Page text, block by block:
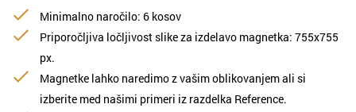
Minimalno naročilo: 6 kosov
Priporočljiva ločljivost slike za izdelavo magnetka: 755х755
px.
Magnetke lahko naredimo z vašim oblikovanjem ali si
izberite med našimi primeri iz razdelka Reference.